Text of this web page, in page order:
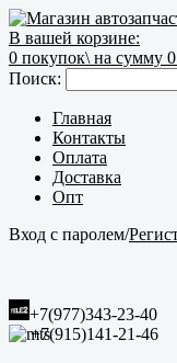
В вашей корзине:
0 покупок\ на сумму
Поиск:
Главная
Контакты
Оплата
Доставка
Опт
Вход с паролем/
+7(977)343-23-40
+7(915)141-21-46